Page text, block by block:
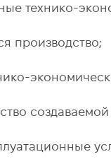
технико-
производство;